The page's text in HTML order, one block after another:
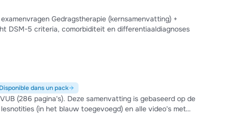
Gedragstherapie (kernsamenvatting) +
DSM-5 criteria, comorbiditeit en differentiaaldiagnoses
Disponible dans un pack
(286 pagina's). Deze samenvatting is gebaseerd op de
(in het blauw toegevoegd) en alle video's met
zijn genummerd per college (1 tot en met 12).